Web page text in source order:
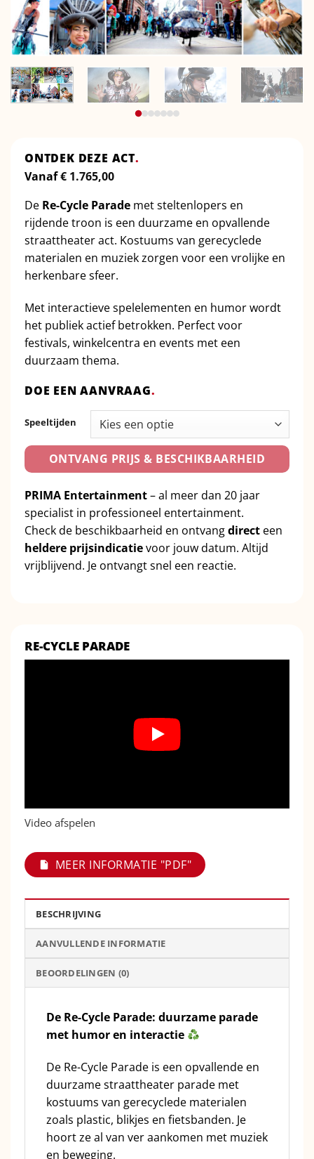
ONTDEK DEZE ACT.
Vanaf€ 1.765,00
De Re-Cycle Parade met steltenlopers en
rijdende troon is een duurzame en opvallende
straattheater act. Kostuums van gerecyclede
materialen en muziek zorgen voor een vrolijke en
herkenbare sfeer.
Met interactieve spelelementen en humor wordt
het publiek actief betrokken. Perfect voor
festivals, winkelcentra en events met een
duurzaam thema.
DOE EEN AANVRAAG.
Speeltijden
ONTVANG PRIJS & BESCHIKBAARHEID
PRIMA Entertainment– al meer dan 20 jaar
specialist in professioneel entertainment.
Check de beschikbaarheid en ontvangdirect een
heldere prijsindicatievoor jouw datum. Altijd
vrijblijvend. Je ontvangt snel een reactie.
RE-CYCLE PARADE
Video afspelen
MEER INFORMATIE "PDF"
BESCHRIJVING
AANVULLENDE INFORMATIE
BEOORDELINGEN (0)
De Re-Cycle Parade: duurzame parade
met humor en interactie
De Re-Cycle Parade is een opvallende en
duurzame straattheater parade met
kostuums van gerecyclede materialen
zoals plastic, blikjes en fietsbanden. Je
hoort ze al van ver aankomen met muziek
en beweging.